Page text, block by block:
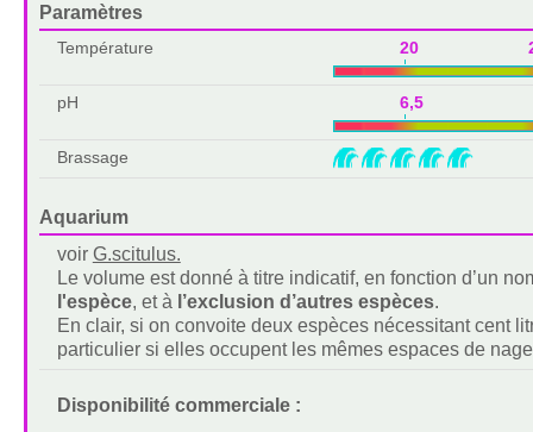
Paramètres
Température 20
pH 6,5
Brassage
Aquarium
voir G.scitulus.
Le volume est donné à titre indicatif, en fonction d’un
l'espèce, et à l’exclusion d’autres espèces.
En clair, si on convoite deux espèces nécessitant cent
particulier si elles occupent les mêmes espaces de
Disponibilité commerciale :